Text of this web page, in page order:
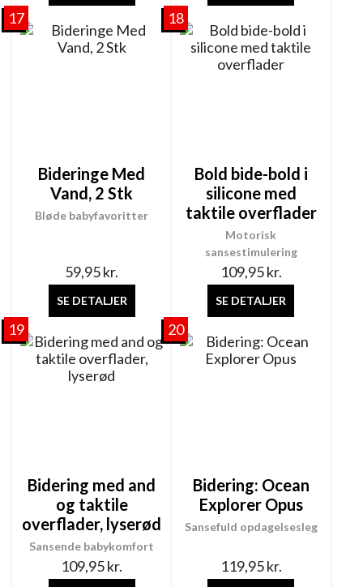
17
Bløde babyfavoritter
Bideringe Med
Vand, 2 Stk
59,95kr.
SE DETALJER
18
Motorisk
sansestimulering
Bold bide-bold i
silicone med
taktile overflader
109,95kr.
SE DETALJER
19
Sansende babykomfort
Bidering med and
og taktile
overflader, lyserød
109,95kr.
20
Sansefuld opdagelsesleg
Bidering: Ocean
Explorer Opus
119,95kr.